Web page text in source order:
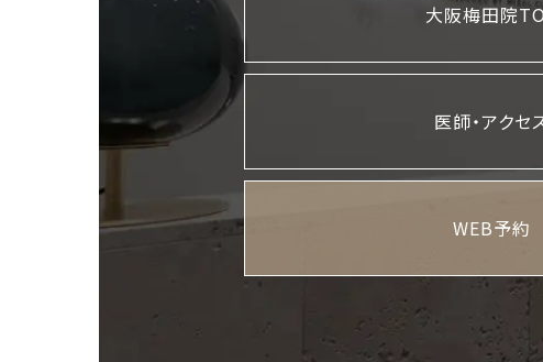
大阪梅田院
医師・アクセ
WEB予約